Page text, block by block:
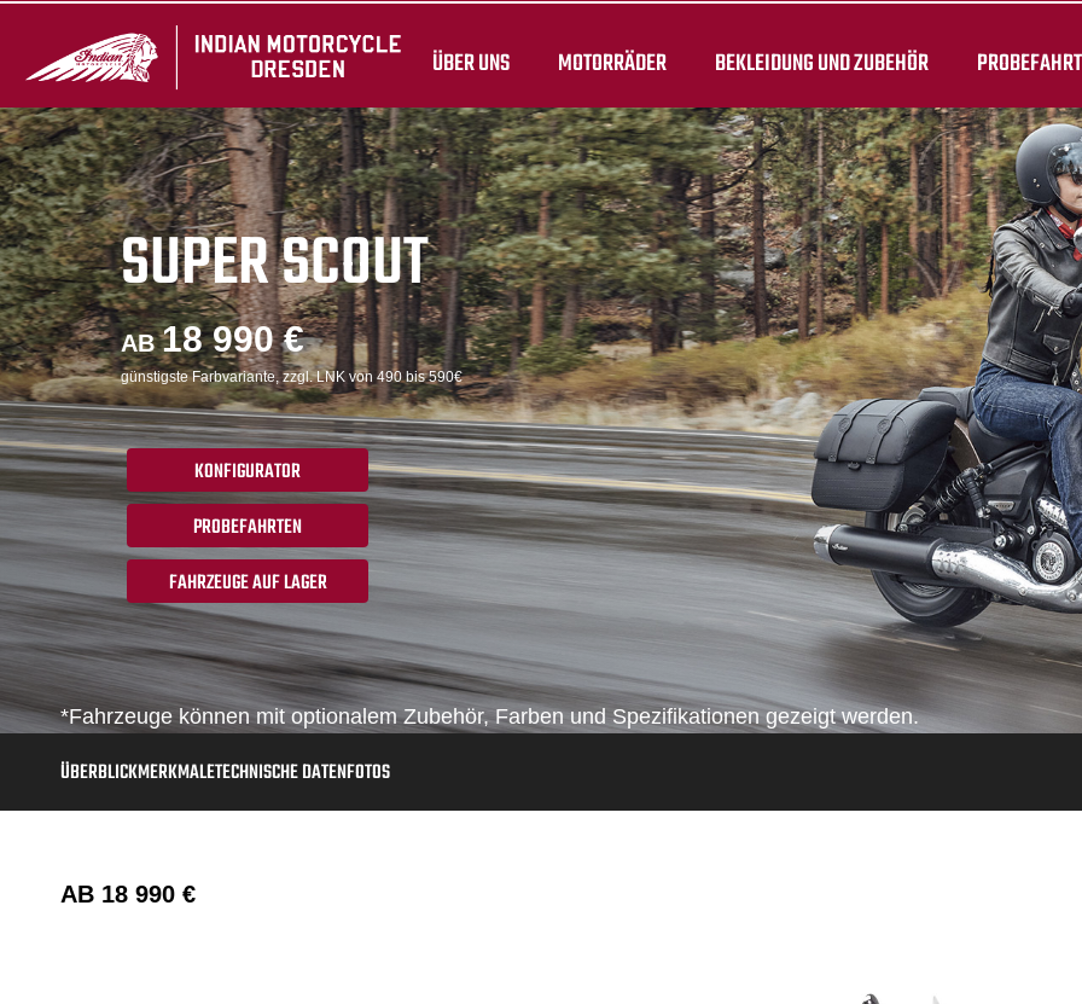
ÜBER UNS MOTORRÄDER BEKLEIDUNG UND ZUBEHÖR
SUPER SCOUT
AB18 990 €
günstigste Farbvariante, zzgl. LNK von 490 bis 590€
KONFIGURATOR
PROBEFAHRTEN
FAHRZEUGE AUF LAGER
*Fahrzeuge können mit optionalem Zubehör, Farben und Spezifikationen gezeigt werden.
ÜBERBLICKMERKMALETECHNISCHE DATENFOTOS
AB 18 990 €